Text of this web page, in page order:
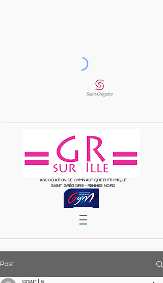
ASSOCIATION DE GYMNASTIQUE RYTHMIQUE
SAINT GRÉGOIRE- RENNES NORD
Post
grsurille